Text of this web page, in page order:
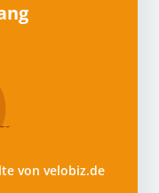
von velobiz.de